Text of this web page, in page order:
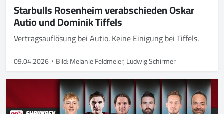
Starbulls Rosenheim verabschieden Oskar
Autio und Dominik Tiffels
Vertragsauflösung bei Autio. Keine Einigung bei Tiffels.
09.04.2026 Bild: Melanie Feldmeier, Ludwig Schirmer